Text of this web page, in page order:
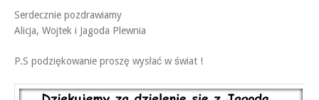
Serdecznie pozdrawiamy
Alicja, Wojtek i Jagoda Plewnia
P.S podziękowanie proszę wysłać w świat !